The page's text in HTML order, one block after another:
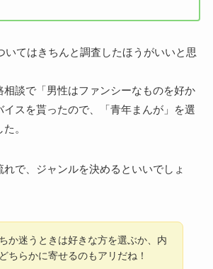
いてはきちんと調査したほうがいいと思
相談で「男性はファンシーなものを好か
イスを貰ったので、「青年まんが」を選
。
れで、ジャンルを決めるといいでしょ
か迷うときは好きな方を選ぶか、内
ちらかに寄せるのもアリだね！